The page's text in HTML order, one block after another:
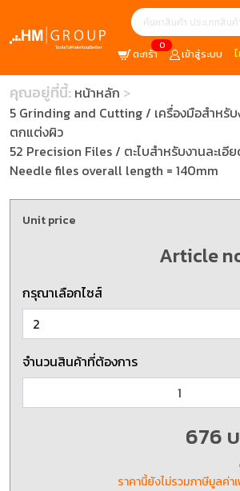
0
ตะกร้า เข้าสู่ระบบ
คุณอยู่ที่นี้: หน้าหลัก
5 Grinding and Cutting / เครื่องมือสำหรับ
ตกแต่งผิว
52 Precision Files / ตะไบสำหรับงานละเอี
Needle files overall length = 140mm
Unit price
Article
กรุณาเลือกไซส์
จำนวนสินค้าที่ต้องการ
676
ราคานี้ยังไม่รวมภาษีมูลค่